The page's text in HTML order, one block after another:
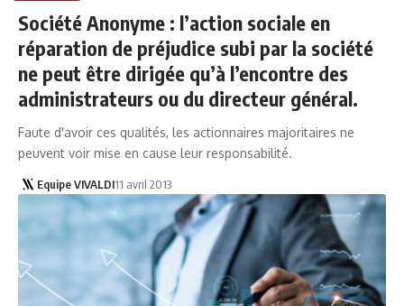
Société Anonyme : l’action sociale en
réparation de préjudice subi par la société
ne peut être dirigée qu’à l’encontre des
administrateurs ou du directeur général.
Faute d'avoir ces qualités, les actionnaires majoritaires ne
peuvent voir mise en cause leur responsabilité.
Equipe VIVALDI11 avril 2013